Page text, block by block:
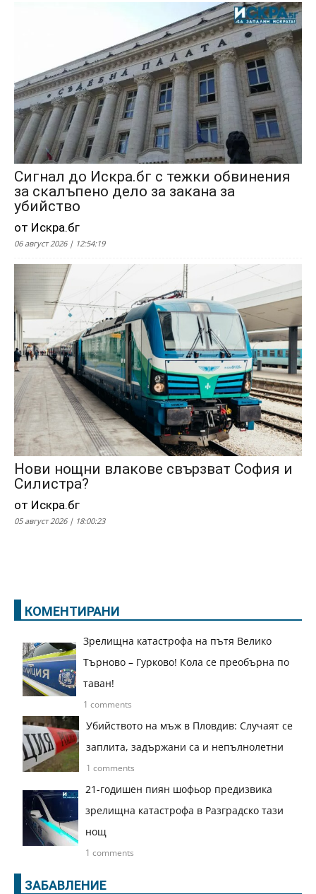
Сигнал до Искра.бг с тежки обвинения
за скалъпено дело за закана за
убийство
от Искра.бг
06 август 2026 | 12:54:19
Нови нощни влакове свързват София и
Силистра?
от Искра.бг
05 август 2026 | 18:00:23
КОМЕНТИРАНИ
Зрелищна катастрофа на пътя Велико
Търново – Гурково! Кола се преобърна по
таван!
1 comments
Убийството на мъж в Пловдив: Случаят се
заплита, задържани са и непълнолетни
1 comments
21-годишен пиян шофьор предизвика
зрелищна катастрофа в Разградско тази
нощ
1 comments
ЗАБАВЛЕНИЕ